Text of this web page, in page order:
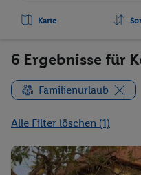
Karte
6 Ergebnisse für
Familienurlaub
Alle Filter löschen (1)